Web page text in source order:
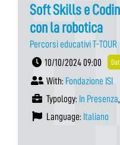
Soft Skills e
con la robotica
Percorsi educativi T-TOUR
10/10/2024 09:00
With: Fondazione ISI
Typology: In Presenza,
Language: Italiano